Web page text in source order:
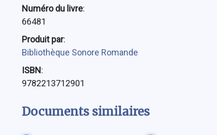
Numéro du livre:
66481
Produit par:
Bibliothèque Sonore Romande
ISBN:
9782213712901
Documents similaires